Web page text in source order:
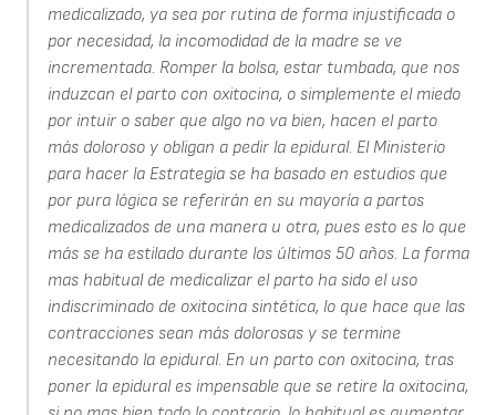
medicalizado, ya sea por rutina de forma injustificada o
por necesidad, la incomodidad de la madre se ve
incrementada. Romper la bolsa, estar tumbada, que nos
induzcan el parto con oxitocina, o simplemente el miedo
por intuir o saber que algo no va bien, hacen el parto
más doloroso y obligan a pedir la epidural. El Ministerio
para hacer la Estrategia se ha basado en estudios que
por pura lógica se referirán en su mayoría a partos
medicalizados de una manera u otra, pues esto es lo que
más se ha estilado durante los últimos 50 años. La forma
mas habitual de medicalizar el parto ha sido el uso
indiscriminado de oxitocina sintética, lo que hace que las
contracciones sean más dolorosas y se termine
necesitando la epidural. En un parto con oxitocina, tras
poner la epidural es impensable que se retire la oxitocina,